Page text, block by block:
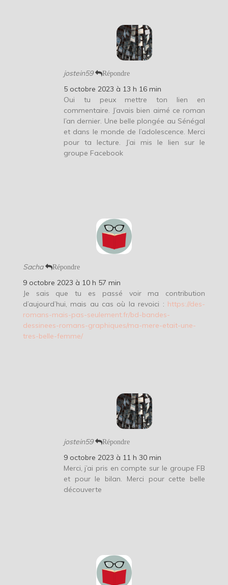
jostein59 Répondre
5 octobre 2023 à 13 h 16 min
Oui tu peux mettre ton lien en
commentaire. J’avais bien aimé ce roman
l’an dernier. Une belle plongée au Sénégal
et dans le monde de l’adolescence. Merci
pour ta lecture. J’ai mis le lien sur le
groupe Facebook
Sacha Répondre
9 octobre 2023 à 10 h 57 min
Je sais que tu es passé voir ma contribution
d’aujourd’hui, mais au cas où la revoici : https://des-
romans-mais-pas-seulement.fr/bd-bandes-
dessinees-romans-graphiques/ma-mere-etait-une-
tres-belle-femme/
jostein59 Répondre
9 octobre 2023 à 11 h 30 min
Merci, j’ai pris en compte sur le groupe FB
et pour le bilan. Merci pour cette belle
découverte